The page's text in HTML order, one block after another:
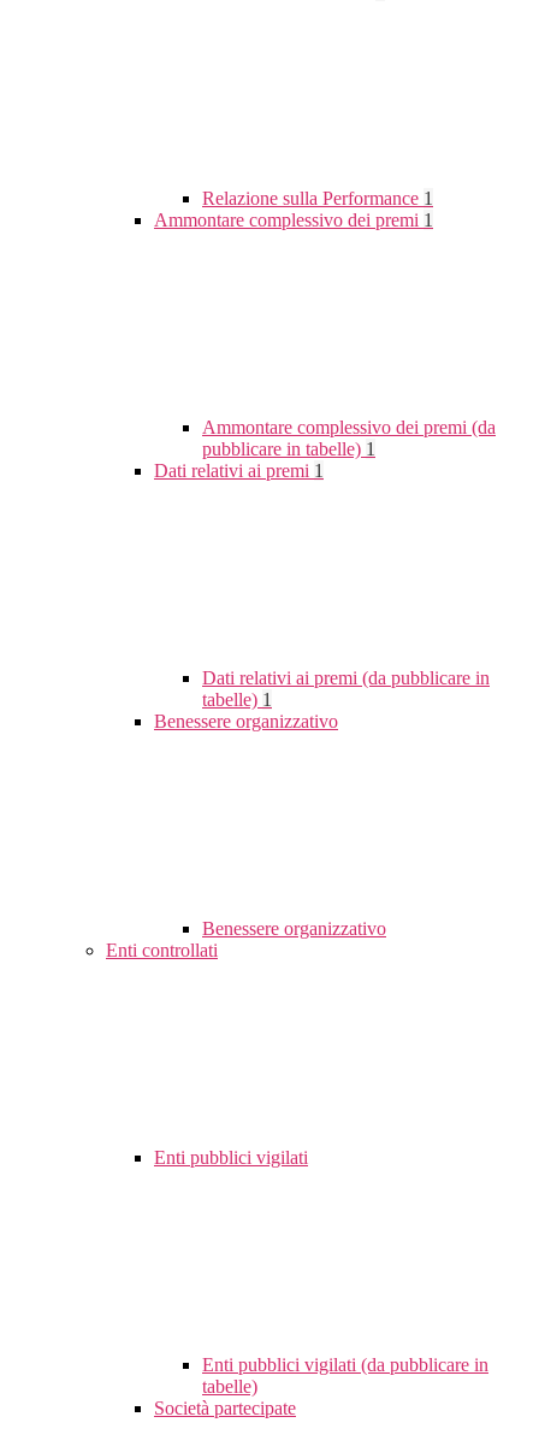
Relazione sulla Performance 1
Ammontare complessivo dei premi 1
Ammontare complessivo dei premi (da
pubblicare in tabelle) 1
Dati relativi ai premi 1
Dati relativi ai premi (da pubblicare in
tabelle) 1
Benessere organizzativo
Benessere organizzativo
Enti controllati
Enti pubblici vigilati
Enti pubblici vigilati (da pubblicare in
tabelle)
Società partecipate